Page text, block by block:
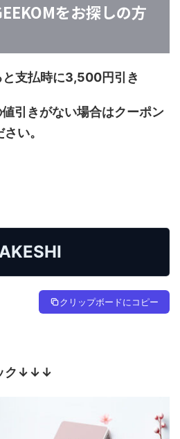
をお探しの方
支払時に3,500円引き
引きがない場合はクーポン
い。
クリップボードにコピー
ク↓↓↓